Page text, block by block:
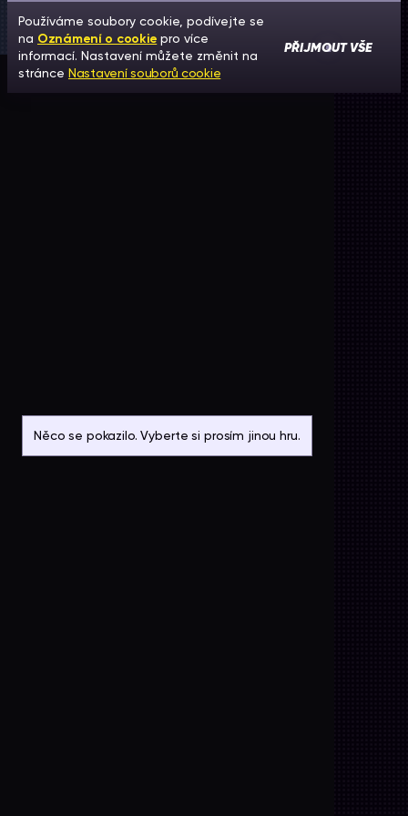
Něco se pokazilo. Vyberte si prosím jinou hru.
Používáme soubory cookie, podívejte se
na Oznámení o cookie pro více
informací. Nastavení můžete změnit na
stránce Nastavení souborů cookie
PŘIJMOUT VŠE